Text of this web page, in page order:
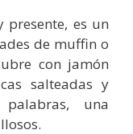
presente, es un
de muffin o
con jamón
salteadas y
una